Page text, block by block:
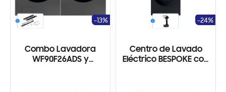
Combo Lavadora
WF90F26ADS y
-13%
Centro de Lavado
Eléctrico BESPOKE con
-24%